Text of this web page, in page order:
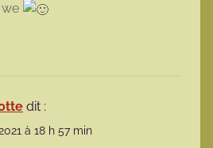
dit :
à 18 h 57 min